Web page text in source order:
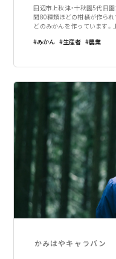
田辺市上秋津・十秋園5代目
間80種類ほどの柑橘が作ら
どのみかんを作っています。
方もたくさん野久保さんの
みかん 生産者 農業
かみはやキャラバン